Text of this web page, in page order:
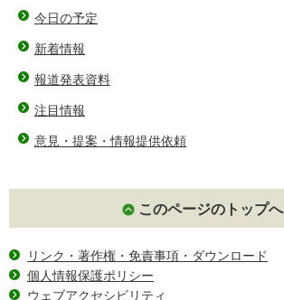
今日の予定
新着情報
報道発表資料
注目情報
意見・提案・情報提供依頼
このページのトップへ
リンク・著作権・免責事項・ダウンロード
個人情報保護ポリシー
ウェブアクセシビリティ